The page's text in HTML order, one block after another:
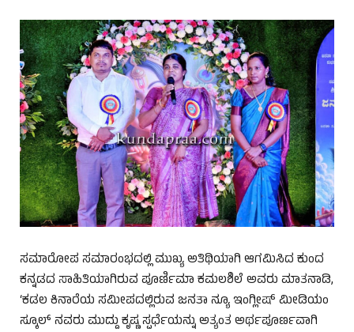
ಸಮಾರೋಪ ಸಮಾರಂಭದಲ್ಲಿ ಮುಖ್ಯ ಅತಿಥಿಯಾಗಿ ಆಗಮಿಸಿದ ಕುಂದ
ಕನ್ನಡದ ಸಾಹಿತಿಯಾಗಿರುವ ಪೂರ್ಣಿಮಾ ಕಮಲಶಿಲೆ ಅವರು ಮಾತನಾಡಿ,
‘ಕಡಲ ಕಿನಾರೆಯ ಸಮೀಪದಲ್ಲಿರುವ ಜನತಾ ನ್ಯೂ ಇಂಗ್ಲೀಷ್ ಮೀಡಿಯಂ
ಸ್ಕೂಲ್ ನವರು ಮುದ್ದು ಕೃಷ್ಣ ಸ್ಪರ್ಧೆಯನ್ನು ಅತ್ಯಂತ ಅರ್ಥಪೂರ್ಣವಾಗಿ